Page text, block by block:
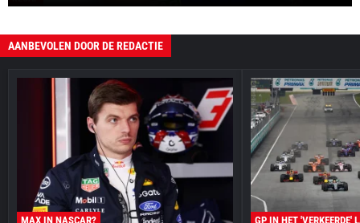
AANBEVOLEN DOOR DE REDACTIE
MAX IN NASCAR? GP IN HET 'VERKEERDE'